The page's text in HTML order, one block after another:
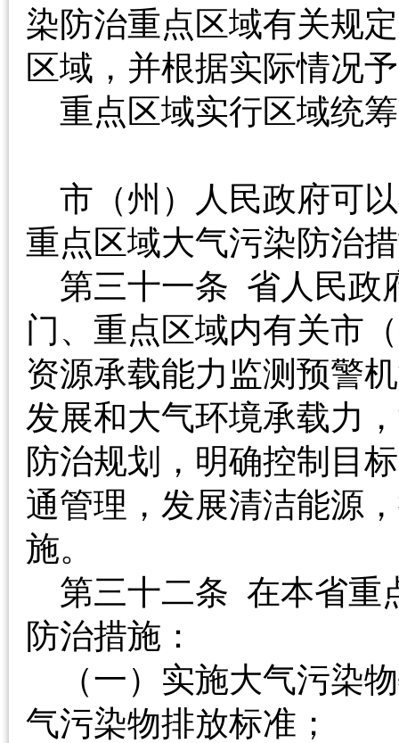
染防治重点区域有关规
区域，并根据实际情
重点区域实行区域统
市（州）人民政府可
重点区域大气污染防
第三十一条 省人民政
门、重点区域内有关市
资源承载能力监测预警
发展和大气环境承载力
防治规划，明确控制目
通管理，发展清洁能源
施。
第三十二条 在本省重
防治措施：
（一）实施大气污染
气污染物排放标准